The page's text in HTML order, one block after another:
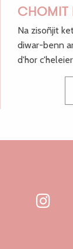
CHOMIT
Na zisoñjit
diwar-benn
d'hor